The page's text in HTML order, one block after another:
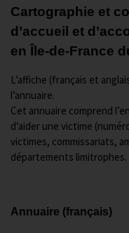
Cartographie et
d’accueil et
en Île-de-France
L’affiche (français et
l’annuaire.
Cet annuaire comprend
d’aider une victime
victimes, commissariats,
départements limitrophes.
Annuaire (français)